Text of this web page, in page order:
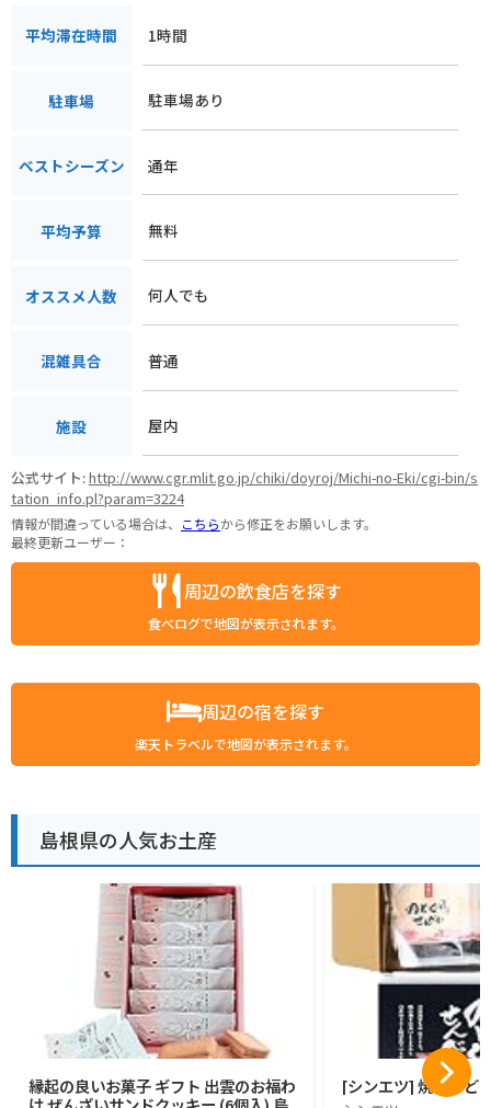
平均滞在時間 1時間
駐車場 駐車場あり
ベストシーズン 通年
平均予算 無料
オススメ人数 何人でも
混雑具合 普通
施設 屋内
公式サイト:http://www.cgr.mlit.go.jp/chiki/doyroj/Michi-no-Eki/cgi-bin/s
tation_info.pl?param=3224
情報が間違っている場合は、 こちらから修正をお願いします。
最終更新ユーザー：
周辺の飲食店を探す
食べログで地図が表示されます。
周辺の宿を探す
楽天トラベルで地図が表示されます。
島根県の人気お土産
縁起の良いお菓子 ギフト 出雲のお福わ
[シンエツ] 焼きのど